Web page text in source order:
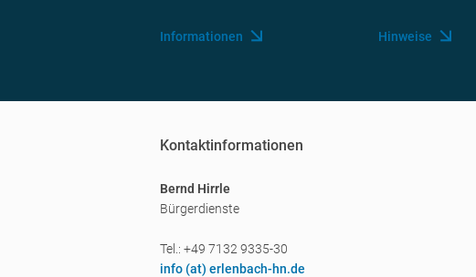
Informationen Hinweise
Kontaktinformationen
Bernd Hirrle
Bürgerdienste
Tel.: +49 7132 9335-30
info (at) erlenbach-hn.de